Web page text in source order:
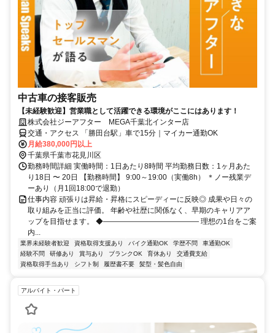
中古車の接客販売
【未経験歓迎】営業職として活躍できる環境がここにはあります！
株式会社ジーアフター MEGA千葉北インター店
交通・アクセス 「勝田台駅」車で15分｜マイカー通勤OK
月給380,000円以上
千葉県千葉市花見川区
勤務時間詳細 実働時間：1日あたり8時間 平均勤務日数：1ヶ月あた
り18日 〜 20日 【勤務時間】 9:00～19:00（実働8h） ＊ノー残業デ
ーあり（月1回18:00で退勤）
仕事内容 頑張りは昇給・昇格にスピーディーに反映◎ 成果や日々の
取り組みを正当に評価。 年齢や社歴に関係なく、早期のキャリアア
ップを目指せます。 ◆――――――――――――― 理想の1台をご案
内...
業界未経験者歓迎 資格取得支援あり バイク通勤OK 学歴不問
車通勤OK
経験不問
研修あり 賞与あり ブランクOK 育休あり
交通費支給
資格取得手当あり
シフト制 履歴書不要 髪型・髪色自由
アルバイト・パート